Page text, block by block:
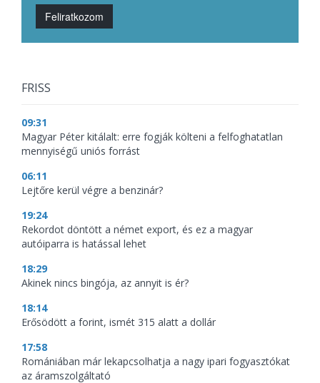
Feliratkozom
FRISS
09:31
Magyar Péter kitálalt: erre fogják költeni a felfoghatatlan
mennyiségű uniós forrást
06:11
Lejtőre kerül végre a benzinár?
19:24
Rekordot döntött a német export, és ez a magyar
autóiparra is hatással lehet
18:29
Akinek nincs bingója, az annyit is ér?
18:14
Erősödött a forint, ismét 315 alatt a dollár
17:58
Romániában már lekapcsolhatja a nagy ipari fogyasztókat
az áramszolgáltató